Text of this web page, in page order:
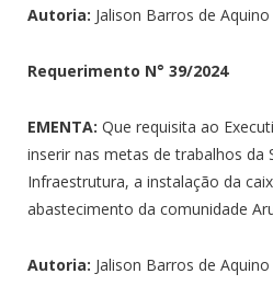
Autoria: Jalison Barros de Aquino
Requerimento N° 39/2024
EMENTA: Que requisita ao
inserir nas metas de trabalhos da
Infraestrutura, a instalação da
abastecimento da comunidade
Autoria: Jalison Barros de Aquino